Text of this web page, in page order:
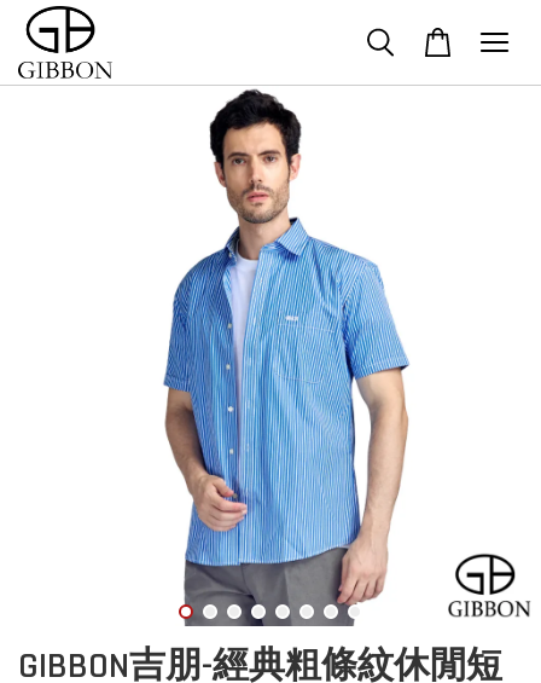
GIBBON吉朋-經典粗條紋休閒短